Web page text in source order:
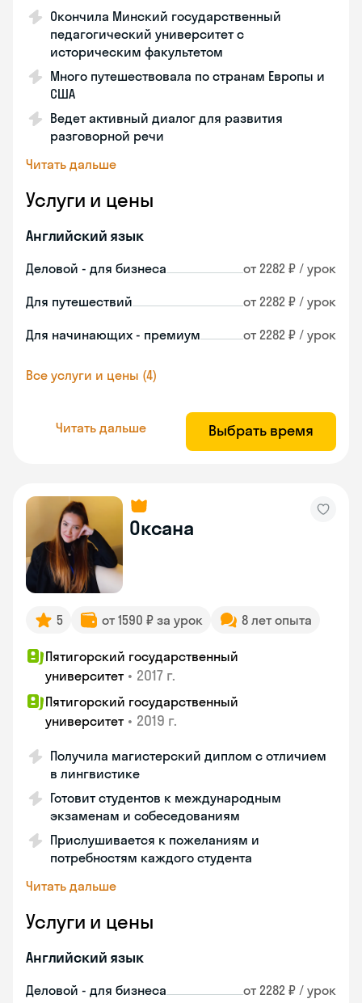
Окончила Минский государственный
педагогический университет с
историческим факультетом
Много путешествовала по странам Европы и
США
Ведет активный диалог для развития
разговорной речи
Читать дальше
Услуги и цены
Английский язык
Деловой - для бизнеса от 2282 ₽ / урок
Для путешествий от 2282 ₽ / урок
Для начинающих - премиум от 2282 ₽ / урок
Все услуги и цены (4)
Читать дальше Выбрать время
Оксана
5 от 1590 ₽ за урок 8 лет опыта
Пятигорский государственный
университет • 2017 г.
Пятигорский государственный
университет • 2019 г.
Получила магистерский диплом с отличием
в лингвистике
Готовит студентов к международным
экзаменам и собеседованиям
Прислушивается к пожеланиям и
потребностям каждого студента
Читать дальше
Услуги и цены
Английский язык
Деловой - для бизнеса от 2282 ₽ / урок